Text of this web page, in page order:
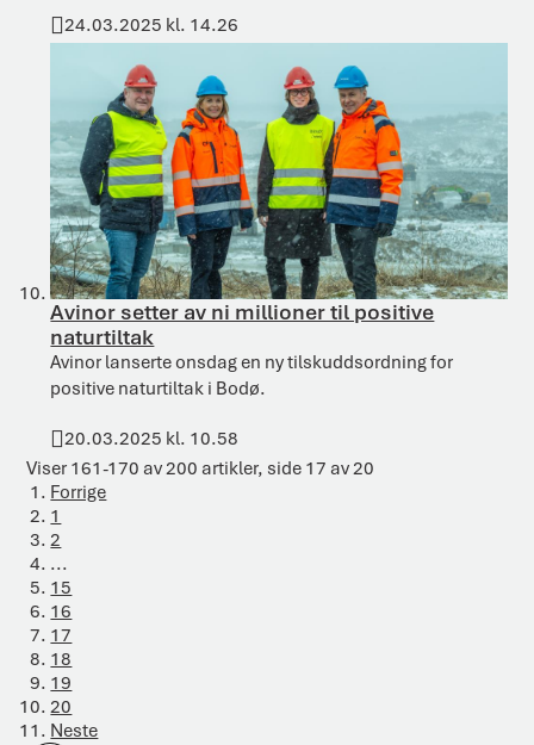
Publisert
24.03.2025 kl. 14.26
Avinor setter av ni millioner til positive
naturtiltak
Avinor lanserte onsdag en ny tilskuddsordning for
positive naturtiltak i Bodø.
Publisert
20.03.2025 kl. 10.58
Viser 161-170 av200 artikler, side 17 av20
Forrige
1
2
...
15
16
17
18
19
20
Neste